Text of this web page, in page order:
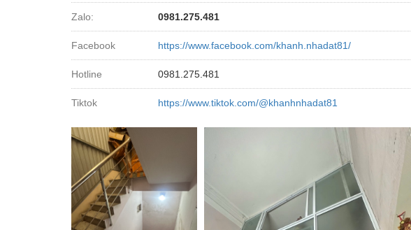
Zalo: 0981.275.481
Facebook https://www.facebook.com/khanh.nhadat81/
Hotline 0981.275.481
Tiktok https://www.tiktok.com/@khanhnhadat81